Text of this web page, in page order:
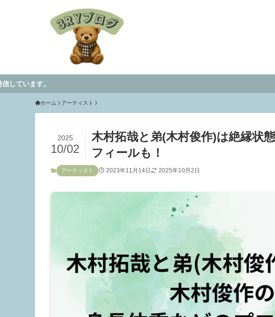
ホーム アーティスト
木村拓哉と弟(木村俊作)は絶縁状
フィールも！
2025
10/02
アーティスト 2023年11月14日 2025年10月2日